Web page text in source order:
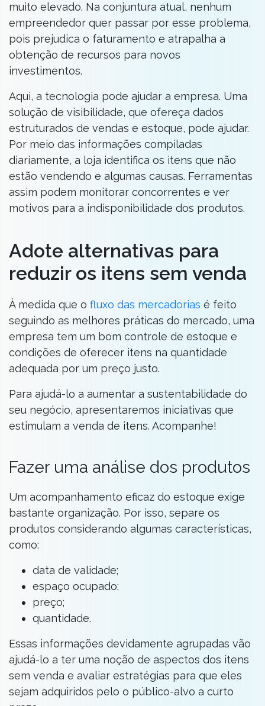
muito elevado. Na conjuntura atual, nenhum
empreendedor quer passar por esse problema,
pois prejudica o faturamento e atrapalha a
obtenção de recursos para novos
investimentos.
Aqui, a tecnologia pode ajudar a empresa. Uma
solução de visibilidade, que ofereça dados
estruturados de vendas e estoque, pode ajudar.
Por meio das informações compiladas
diariamente, a loja identifica os itens que não
estão vendendo e algumas causas. Ferramentas
assim podem monitorar concorrentes e ver
motivos para a indisponibilidade dos produtos.
Adote alternativas para
reduzir os itens sem venda
À medida que o fluxo das mercadorias é feito
seguindo as melhores práticas do mercado, uma
empresa tem um bom controle de estoque e
condições de oferecer itens na quantidade
adequada por um preço justo.
Para ajudá-lo a aumentar a sustentabilidade do
seu negócio, apresentaremos iniciativas que
estimulam a venda de itens. Acompanhe!
Fazer uma análise dos produtos
Um acompanhamento eficaz do estoque exige
bastante organização. Por isso, separe os
produtos considerando algumas características,
como:
data de validade;
espaço ocupado;
preço;
quantidade.
Essas informações devidamente agrupadas vão
ajudá-lo a ter uma noção de aspectos dos itens
sem venda e avaliar estratégias para que eles
sejam adquiridos pelo o público-alvo a curto